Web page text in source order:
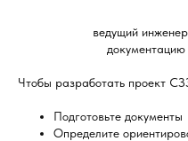
ведущий
Чтобы разработать проект
Подготовьте документы
Определите